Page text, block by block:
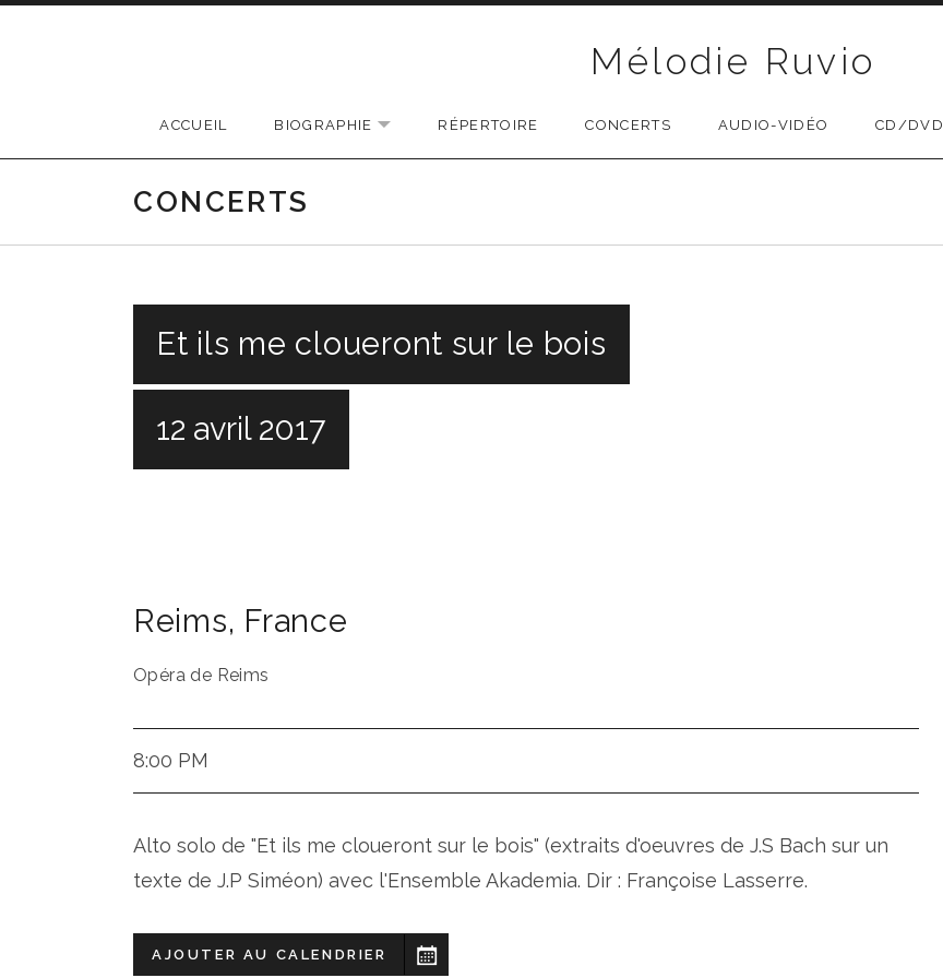
Mélodie Ruvio
ACCUEIL BIOGRAPHIE EXPAND SUBMENU
RÉPERTOIRE CONCERTS AUDIO-VIDÉO CD/DVD
CONCERTS
Et ils me cloueront sur le bois
12 avril 2017
Reims, France
Opéra de Reims
8:00 PM
Alto solo de "Et ils me cloueront sur le bois" (extraits d'oeuvres de J.S Bach sur un
texte de J.P Siméon) avec l'Ensemble Akademia. Dir : Françoise Lasserre.
AJOUTER AU CALENDRIER